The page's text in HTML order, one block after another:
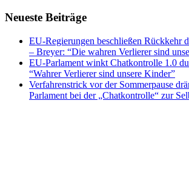
Neueste Beiträge
EU-Regierungen beschließen Rückkehr
– Breyer: “Die wahren Verlierer sind
EU-Parlament winkt Chatkontrolle 1.0
“Wahrer Verlierer sind unsere Kinder”
Verfahrenstrick vor der Sommerpause
Parlament bei der „Chatkontrolle“ zur